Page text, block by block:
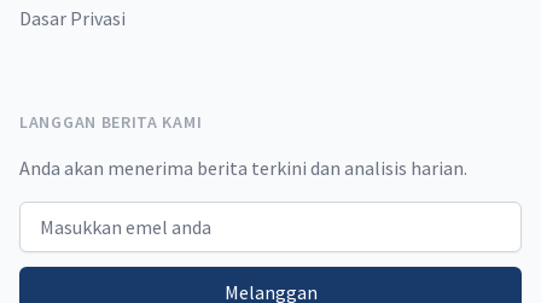
Dasar Privasi
LANGGAN BERITA KAMI
Anda akan menerima berita terkini dan analisis harian.
Email address
Melanggan